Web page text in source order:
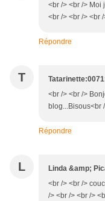
<br /> <br /> Moi
<br /> <br /> <br
Répondre
T
<br /> <br />
blog...Bisous<br
Répondre
L Linda &amp;
<br /> <br />
/> <br /> <br />